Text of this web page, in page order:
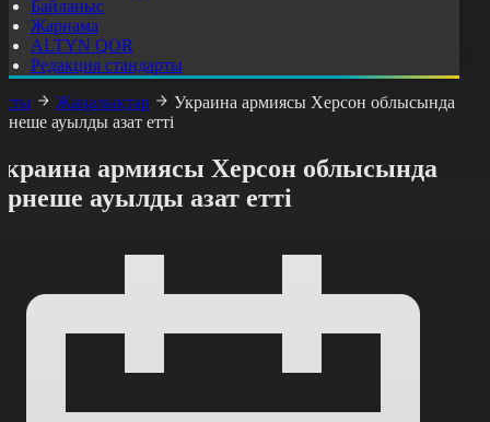
Байланыс
Жарнама
ALTYN QOR
Редакция стандарты
Жаңалықтар
Украина армиясы Херсон облысында
ауылды азат етті
армиясы Херсон облысында
ауылды азат етті